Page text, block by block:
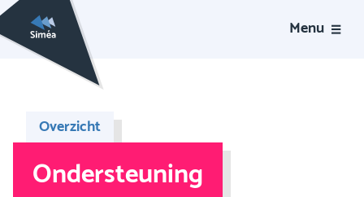
Menu
Overzicht
Ondersteuning